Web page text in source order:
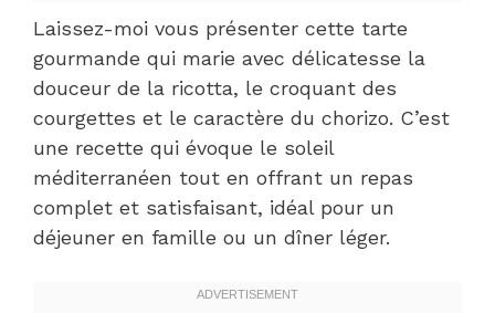
Laissez-moi vous présenter cette tarte
gourmande qui marie avec délicatesse la
douceur de la ricotta, le croquant des
courgettes et le caractère du chorizo. C’est
une recette qui évoque le soleil
méditerranéen tout en offrant un repas
complet et satisfaisant, idéal pour un
déjeuner en famille ou un dîner léger.